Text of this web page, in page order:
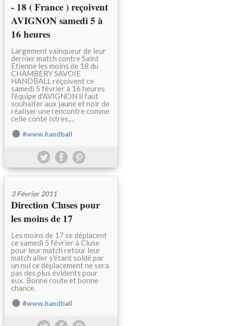
- 18 ( France ) reçoivent
AVIGNON samedi 5 à
16 heures
Largement vainqueur de leur
dernier match contre Saint
Etienne les moins de 18 du
CHAMBERY SAVOIE
HANDBALL reçoivent ce
samedi 5 février à 16 heures
l'équipe d'AVIGNON il faut
souhaiter aux jaune et noir de
réaliser une rencontre comme
celle conte Istres,...
#www.handball
3 Février 2011
Direction Cluses pour
les moins de 17
Les moins de 17 se déplacent
ce samedi 5 février à Cluse
pour leur match retour leur
match aller s'étant soldé par
un nul ce déplacement ne sera
pas des plus évidents pour
eux. Bonne route et bonne
chance.
#www.handball